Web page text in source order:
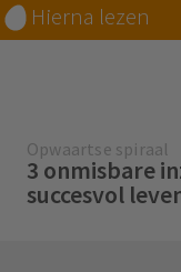
Hierna lezen
Opwaartse spiraal
3 onmisbare
succesvol